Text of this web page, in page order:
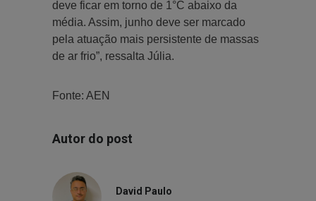
deve ficar em torno de 1°C abaixo da
média. Assim, junho deve ser marcado
pela atuação mais persistente de massas
de ar frio”, ressalta Júlia.
Fonte: AEN
Autor do post
David Paulo